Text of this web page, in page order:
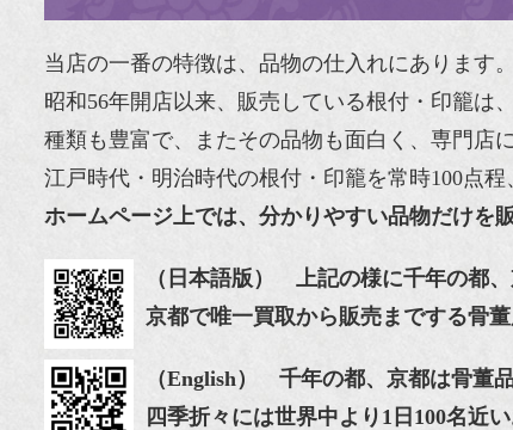
当店の一番の特徴は、品物の仕入れにあります。
昭和56年開店以来、販売している根付・印籠は
種類も豊富で、またその品物も面白く、専門店
江戸時代・明治時代の根付・印籠を常時100点程
ホームページ上では、分かりやすい品物だけを
（日本語版） 上記の様に千年の都
京都で唯一買取から販売までする骨
（English） 千年の都、京都は骨董
四季折々には世界中より1日100名近